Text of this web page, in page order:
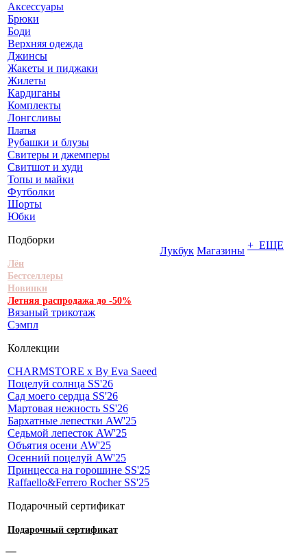
Аксессуары
Брюки
Боди
Верхняя одежда
Джинсы
Жакеты и пиджаки
Жилеты
Кардиганы
Комплекты
Лонгсливы
Платья
Рубашки и блузы
Свитеры и джемперы
Свитшот и худи
Топы и майки
Футболки
Шорты
Юбки
Подборки
Лён
Бестселлеры
Новинки
Летняя распродажа до -50%
Вязаный трикотаж
Сэмпл
Коллекции
CHARMSTORE х By Eva Saeed
Поцелуй солнца SS'26
Сад моего сердца SS'26
Мартовая нежность SS'26
Бархатные лепестки AW'25
Седьмой лепесток AW'25
Объятия осени AW'25
Осенний поцелуй AW'25
Принцесса на горошине SS'25
Raffaello&Ferrero Rocher SS'25
Подарочный сертификат
Подарочный сертификат
Лукбук Магазины + ЕЩЕ